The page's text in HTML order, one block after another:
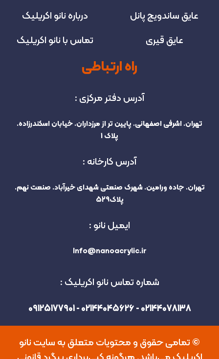
عایق ساندویچ پانل
عایق قیری
درباره نانو اکریلیک
تماس با نانو اکریلیک
راه ارتباطی
آدرس دفتر مرکزی :
تهران. اشرفی اصفهانی. پایین تر از مرزداران. خیابان اسکندرزاده.
پلاک 1
آدرس کارخانه :
تهران. جاده ورامین. شهرک صنعتی شهدای خیرآباد. صنعت نهم.
پلاک529
ایمیل نانو :
Info@nanoacrylic.ir
شماره تماس نانو اکریلیک :
02144078138 - 02144045626 - 09125177901
©️ تمامی حقوق و محتویات متعلق به سایت نانو